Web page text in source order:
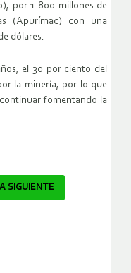
por 1.800 millones de
(Apurímac) con una
dólares.
el 30 por ciento del
la minería, por lo que
fomentando la
SIGUIENTE